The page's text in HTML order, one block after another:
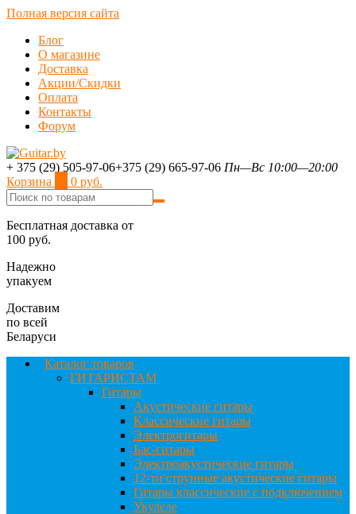
Полная версия сайта
Блог
О магазине
Доставка
Акции/Скидки
Оплата
Контакты
Форум
+ 375 (29) 505-97-06+375 (29) 665-97-06 Пн—Вс 10:00—20:00
Корзина
0 руб.
Бесплатная доставка от
100 руб.
Надежно
упакуем
Доставим
по всей
Беларуси
Каталог товаров
ГИТАРИСТАМ
Гитары
Акустические гитары
Классические гитары
Электрогитары
Бас-гитары
Электроакустические гитары
12-ти струнные акустические гитары
Гитары классические с подключением
Укулеле